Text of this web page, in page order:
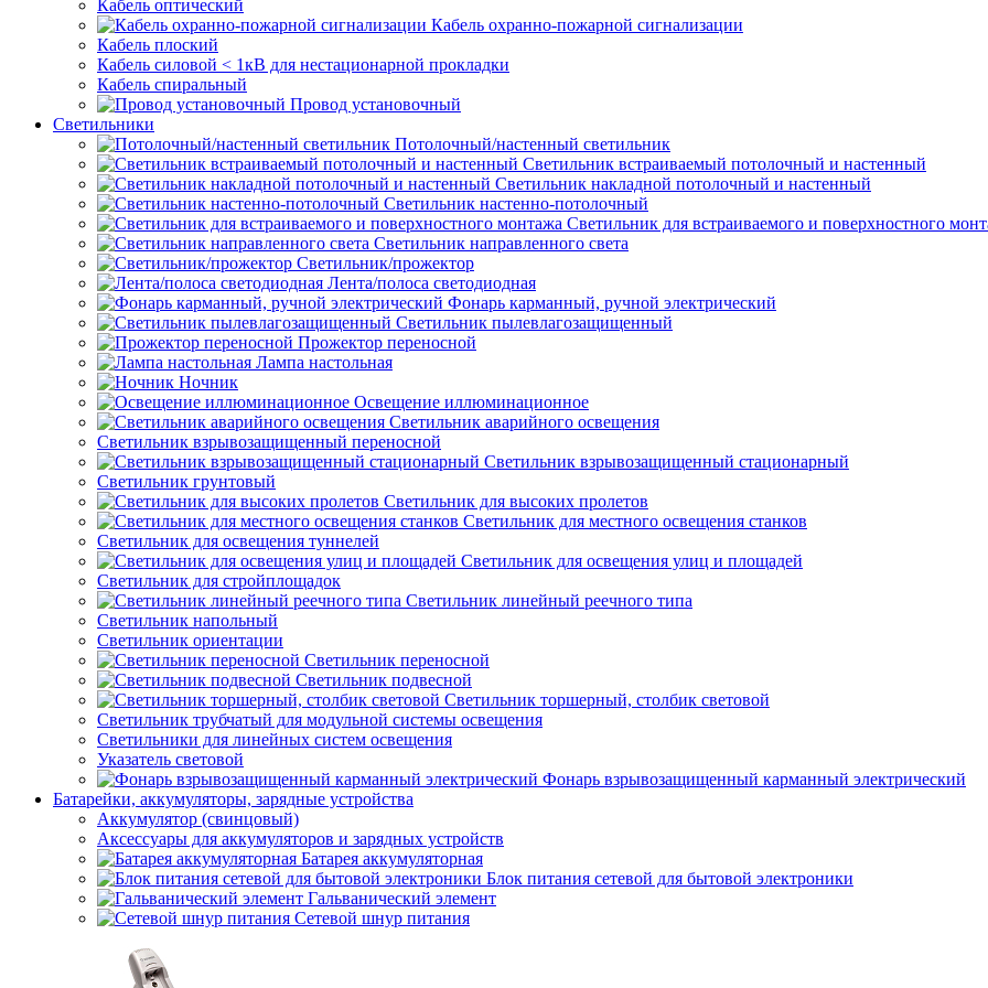
Кабель оптический
Кабель охранно-пожарной сигнализации
Кабель плоский
Кабель силовой < 1кВ для нестационарной прокладки
Кабель спиральный
Провод установочный
Светильники
Потолочный/настенный светильник
Светильник встраиваемый потолочный и настенный
Светильник накладной потолочный и настенный
Светильник настенно-потолочный
Светильник для встраиваемого и поверхностного
Светильник направленного света
Светильник/прожектор
Лента/полоса светодиодная
Фонарь карманный, ручной электрический
Светильник пылевлагозащищенный
Прожектор переносной
Лампа настольная
Ночник
Освещение иллюминационное
Светильник аварийного освещения
Светильник взрывозащищенный переносной
Светильник взрывозащищенный стационарный
Светильник грунтовый
Светильник для высоких пролетов
Светильник для местного освещения станков
Светильник для освещения туннелей
Светильник для освещения улиц и площадей
Светильник для стройплощадок
Светильник линейный реечного типа
Светильник напольный
Светильник ориентации
Светильник переносной
Светильник подвесной
Светильник торшерный, столбик световой
Светильник трубчатый для модульной системы освещения
Светильники для линейных систем освещения
Указатель световой
Фонарь взрывозащищенный карманный электрический
Батарейки, аккумуляторы, зарядные устройства
Аккумулятор (свинцовый)
Аксессуары для аккумуляторов и зарядных устройств
Батарея аккумуляторная
Блок питания сетевой для бытовой электроники
Гальванический элемент
Сетевой шнур питания